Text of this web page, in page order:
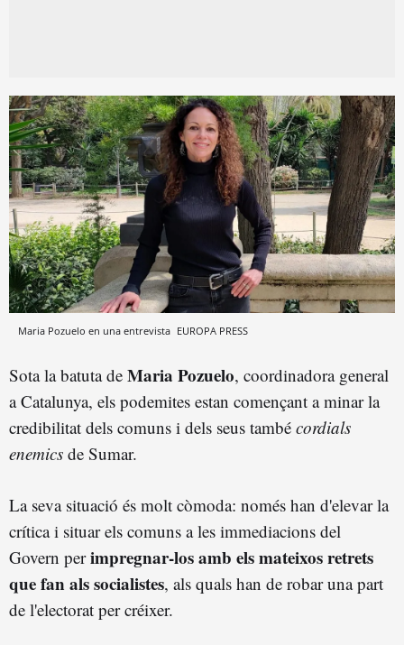
Maria Pozuelo en una entrevista EUROPA PRESS
Sota la batuta de Maria Pozuelo, coordinadora general
a Catalunya, els podemites estan començant a minar la
credibilitat dels comuns i dels seus també cordials
enemics de Sumar.
La seva situació és molt còmoda: només han d'elevar la
crítica i situar els comuns a les immediacions del
Govern perimpregnar-los amb els mateixos retrets
que fan als socialistes, als quals han de robar una part
de l'electorat per créixer.